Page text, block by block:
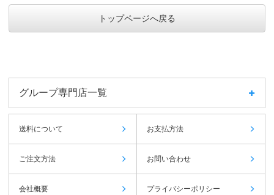
トップページへ戻る
グループ専門店一覧
送料について お支払方法
ご注文方法 お問い合わせ
会社概要 プライバシーポリシー